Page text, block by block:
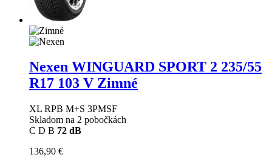
Nexen WINGUARD SPORT 2 235/55
R17 103 V Zimné
XL RPB M+S 3PMSF
Skladom na 2 pobočkách
C D B 72 dB
136,90 €